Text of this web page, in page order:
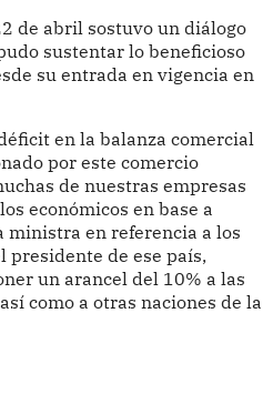
de abril sostuvo un diálogo
sustentar lo beneficioso
su entrada en vigencia en
en la balanza comercial
por este comercio
de nuestras empresas
económicos en base a
ministra en referencia a los
presidente de ese país,
un arancel del 10% a las
como a otras naciones de la